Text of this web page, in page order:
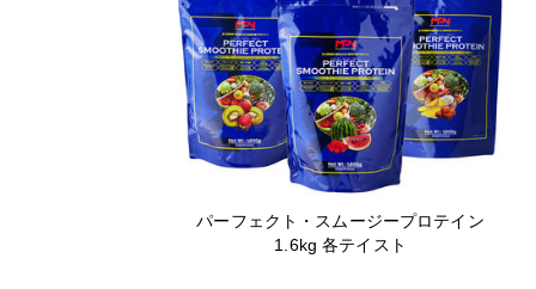
パーフェクト・スムージープロテイン
1.6kg 各テイスト